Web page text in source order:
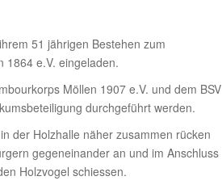
51 jährigen Bestehen zum
1864 e.V. eingeladen.
Möllen 1907 e.V. und dem BSV
durchgeführt werden.
der Holzhalle näher zusammen rücken
gegeneinander an und im Anschluss
Holzvogel schiessen.